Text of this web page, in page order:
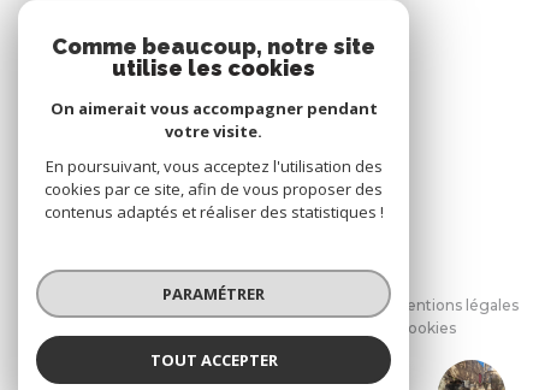
GCD Immobilier Aix En Provence
ADHÉRENTS
Nous adhérons
© 2026 | Tous droits réservés
Nos honoraires
Nos partenaires
Mentions légales
Cookies
Comme beaucoup, notre site
utilise les cookies
On aimerait vous accompagner pendant
votre visite.
En poursuivant, vous acceptez l'utilisation des
cookies par ce site, afin de vous proposer des
contenus adaptés et réaliser des statistiques !
PARAMÉTRER
TOUT ACCEPTER